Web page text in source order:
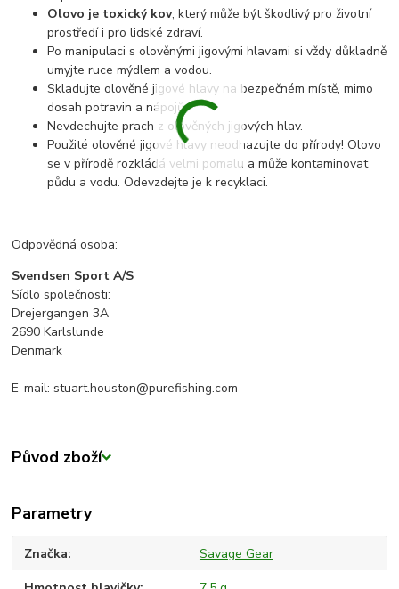
Olovo je toxický kov, který může být škodlivý pro životní
prostředí i pro lidské zdraví.
Po manipulaci s olověnými jigovými hlavami si vždy důkladně
umyjte ruce mýdlem a vodou.
Skladujte olověné jigové hlavy na bezpečném místě, mimo
dosah potravin a nápojů.
Nevdechujte prach z olověných jigových hlav.
Použité olověné jigové hlavy neodhazujte do přírody! Olovo
se v přírodě rozkládá velmi pomalu a může kontaminovat
půdu a vodu. Odevzdejte je k recyklaci.
Odpovědná osoba:
Svendsen Sport A/S
Sídlo společnosti:
Drejergangen 3A
2690 Karlslunde
Denmark
E-mail: stuart.houston@purefishing.com
Původ zboží
Parametry
Značka Savage Gear